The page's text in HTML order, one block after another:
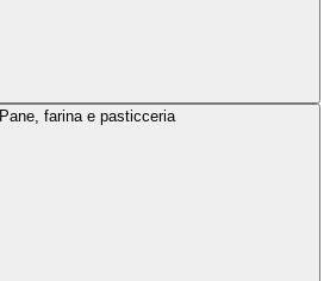
Pane, farina e pasticceria